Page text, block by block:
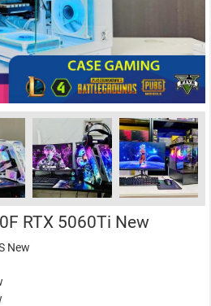
RTX 5060Ti New
New